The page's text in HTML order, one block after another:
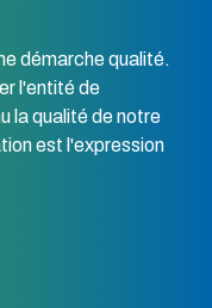
démarche qualité.
l'entité de
la qualité de notre
est l'expression